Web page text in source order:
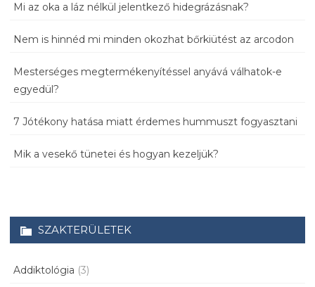
Mi az oka a láz nélkül jelentkező hidegrázásnak?
Nem is hinnéd mi minden okozhat bőrkiütést az arcodon
Mesterséges megtermékenyítéssel anyává válhatok-e
egyedül?
7 Jótékony hatása miatt érdemes hummuszt fogyasztani
Mik a vesekő tünetei és hogyan kezeljük?
SZAKTERÜLETEK
Addiktológia (3)